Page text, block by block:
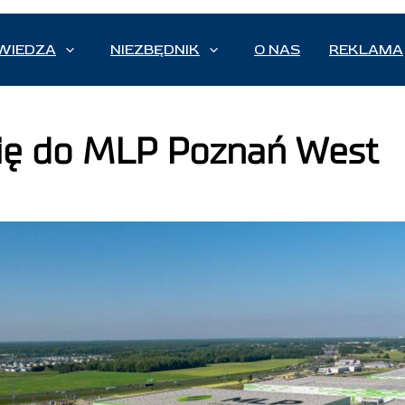
NIEZBĘDNIK O NAS REKLAMA
do MLP Poznań West